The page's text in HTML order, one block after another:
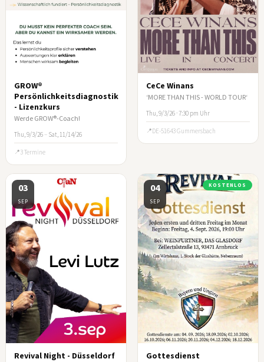
GROW®
Persönlichkeitsdiagnostik
- Lizenzkurs
Werde GROW®-Coach!
Thu, 9/3/26 – Sat, 11/14/26
3 Termine
CeCe Winans
‘MORE THAN THIS - WORLD TOUR‘
Thu, 9/3/26 · 7:30 pm Uhr
DE-51643 Gummersbach
03
SEP
Revival Night - Düsseldorf
04
SEP
KOSTENLOS
Gottesdienst